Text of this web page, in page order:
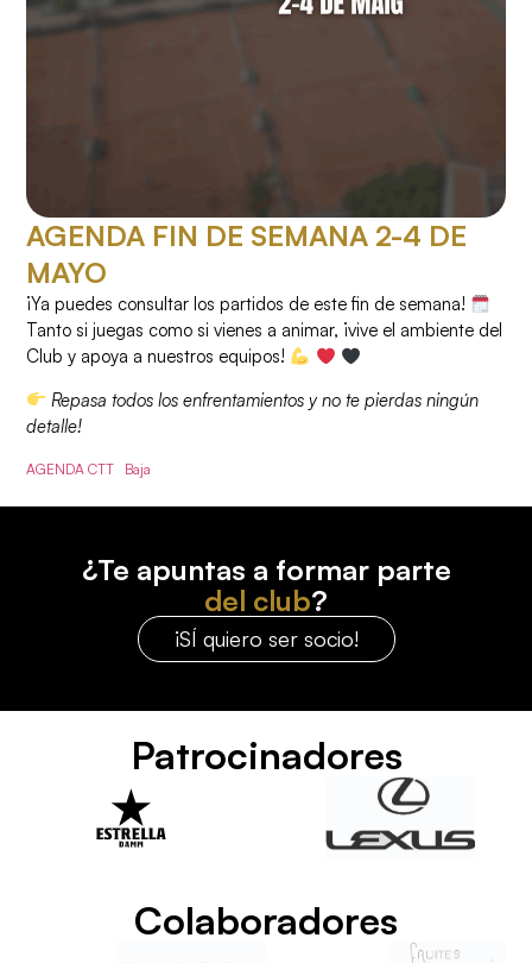
AGENDA FIN DE SEMANA 2-4 DE
MAYO
¡Ya puedes consultar los partidos de este fin de semana!
Tanto si juegas como si vienes a animar, ¡vive el ambiente del
Club y apoya a nuestros equipos!
Repasa todos los enfrentamientos y no te pierdas ningún
detalle!
AGENDA CTT Baja
¿Te apuntas a formar parte
del club?
¡SÍ quiero ser socio!
Patrocinadores
Colaboradores